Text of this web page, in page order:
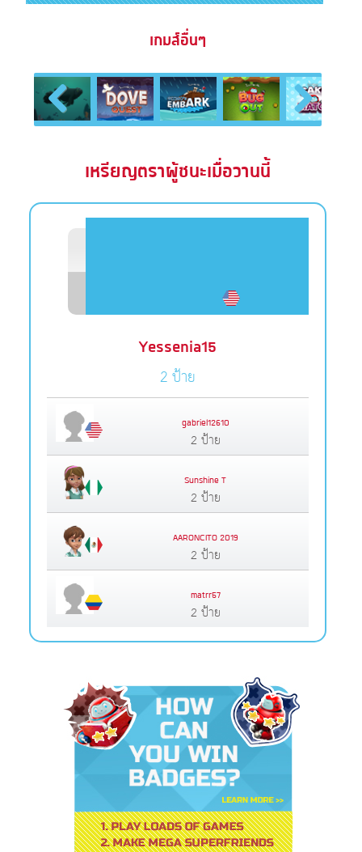
เกมส์อื่นๆ
Previous Next
เหรียญตราผู้ชนะเมื่อวานนี้
Yessenia15
2 ป้าย
gabriel12610
2 ป้าย
Sunshine T
2 ป้าย
AARONCITO 2019
2 ป้าย
matrr57
2 ป้าย